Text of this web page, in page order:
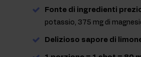
Fonte di ingredienti
potassio, 375 mg di
Delizioso sapore di